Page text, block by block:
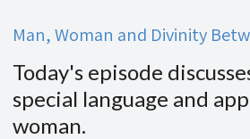
Man, Woman and Divinity
Today's episode
special language and
woman.